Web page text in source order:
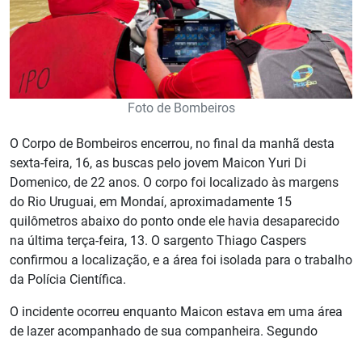
Foto de Bombeiros
O Corpo de Bombeiros encerrou, no final da manhã desta
sexta-feira, 16, as buscas pelo jovem Maicon Yuri Di
Domenico, de 22 anos. O corpo foi localizado às margens
do Rio Uruguai, em Mondaí, aproximadamente 15
quilômetros abaixo do ponto onde ele havia desaparecido
na última terça-feira, 13. O sargento Thiago Caspers
confirmou a localização, e a área foi isolada para o trabalho
da Polícia Científica.
O incidente ocorreu enquanto Maicon estava em uma área
de lazer acompanhado de sua companheira. Segundo